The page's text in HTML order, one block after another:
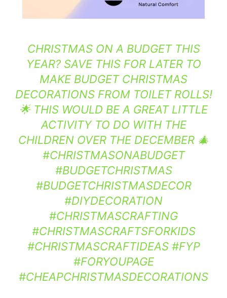
CHRISTMAS ON A BUDGET THIS
YEAR? SAVE THIS FOR LATER TO
MAKE BUDGET CHRISTMAS
DECORATIONS FROM TOILET ROLLS!
🌟 THIS WOULD BE A GREAT LITTLE
ACTIVITY TO DO WITH THE
CHILDREN OVER THE DECEMBER 🎄
#CHRISTMASONABUDGET
#BUDGETCHRISTMAS
#BUDGETCHRISTMASDECOR
#DIYDECORATION
#CHRISTMASCRAFTING
#CHRISTMASCRAFTSFORKIDS
#CHRISTMASCRAFTIDEAS #FYP
#FORYOUPAGE
#CHEAPCHRISTMASDECORATIONS